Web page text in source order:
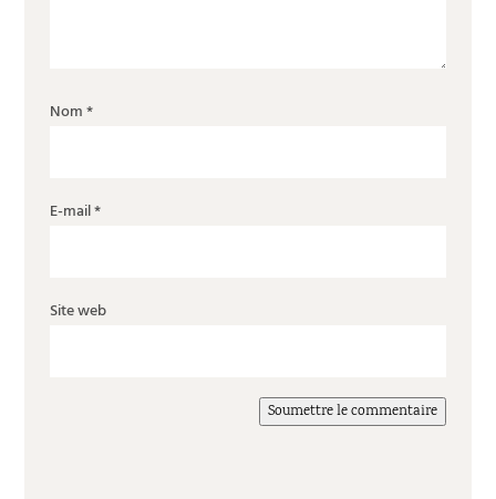
Nom*
E-mail*
Site web
Soumettre le commentaire